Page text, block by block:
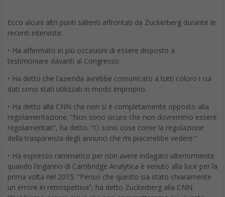
Ecco alcuni altri punti salienti affrontati da Zuckerberg durante le
recenti interviste:
• Ha affermato in più occasioni di essere disposto a
testimoniare davanti al Congresso.
• Ha detto che l’azienda avrebbe comunicato a tutti coloro i cui
dati sono stati utilizzati in modo improprio.
• Ha detto alla CNN che non si è completamente opposto alla
regolamentazione. “Non sono sicuro che non dovremmo essere
regolamentati”, ha detto. “Ci sono cose come la regolazione
della trasparenza degli annunci che mi piacerebbe vedere.”
• Ha espresso rammarico per non avere indagato ulteriormente
quando l’inganno di Cambridge Analytica è venuto alla luce per la
prima volta nel 2015. “Penso che questo sia stato chiaramente
un errore in retrospettiva”, ha detto Zuckerberg alla CNN.